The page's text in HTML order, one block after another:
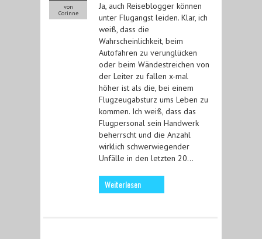
von
Corinne
Ja, auch Reiseblogger können
unter Flugangst leiden. Klar, ich
weiß, dass die
Wahrscheinlichkeit, beim
Autofahren zu verunglücken
oder beim Wändestreichen von
der Leiter zu fallen x-mal
höher ist als die, bei einem
Flugzeugabsturz ums Leben zu
kommen. Ich weiß, dass das
Flugpersonal sein Handwerk
beherrscht und die Anzahl
wirklich schwerwiegender
Unfälle in den letzten 20…
Weiterlesen